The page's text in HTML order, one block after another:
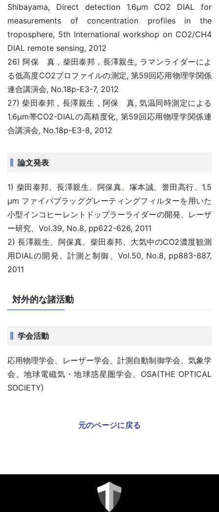
Shibayama, Direct detection 1.6μm CO2 DIAL for
measurements of concentration profiles in the
troposphere, 5th International workshop on CO2/CH4
DIAL remote sensing, 2012
26) 阿保 真，柴田泰邦，長澤親生, ラマンライダーによ
る低高度CO2プロファイルの測定, 第59回応用物理学関係
連合講演会, No.18p-E3-7, 2012
27) 柴田泰邦，長澤親生，阿保 真, 気温同時測定による
1.6μm帯CO2-DIALの高精度化, 第59回応用物理学関係連
合講演会, No.18p-E3-8, 2012
論文発表
1) 柴田泰邦、長澤親生、阿保真、塚本誠、誉田高行、1.5
μm ファイバブラッググレーティングフィルターを用いた
小型インコヒーレントドップラーライダーの開発、レーザ
ー研究、Vol.39, No.8, pp622-626, 2011
2) 長澤親生、阿保真、柴田泰邦、大気中のCO2濃度観測
用DIALの開発、計測と制御、Vol.50, No.8, pp883-887,
2011
対外的な諸活動
学会活動
応用物理学会、レーザー学会、計測自動制御学会、気象学
会、地球電磁気・地球惑星圏学会、OSA(THE OPTICAL
SOCIETY)
元のページに戻る